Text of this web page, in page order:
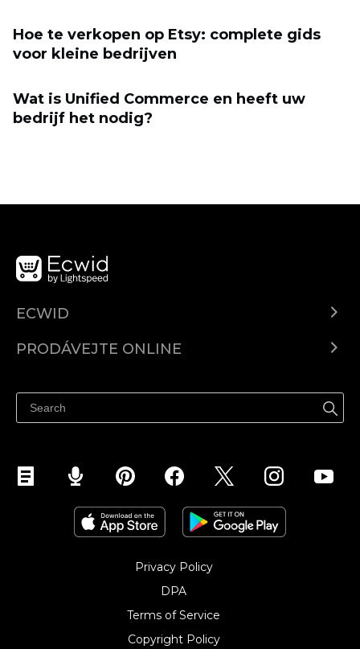
Hoe te verkopen op Etsy: complete gids
voor kleine bedrijven
Wat is Unified Commerce en heeft uw
bedrijf het nodig?
ECWID
Ceny
PRODÁVEJTE ONLINE
Prodávejte na Facebooku
Prodávejte na Instagramu
Privacy Policy
DPA
Terms of Service
Copyright Policy‎